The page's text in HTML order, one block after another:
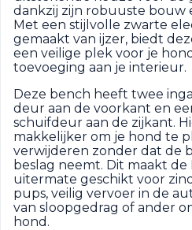
dankzij zijn robuuste bouw
Met een stijlvolle zwarte
gemaakt van ijzer, biedt
een veilige plek voor je
toevoeging aan je interieur.
Deze bench heeft twee
deur aan de voorkant en
schuifdeur aan de zijkant.
makkelijker om je hond te
verwijderen zonder dat de
beslag neemt. Dit maakt
uitermate geschikt voor
pups, veilig vervoer in de
van sloopgedrag of ander
hond.